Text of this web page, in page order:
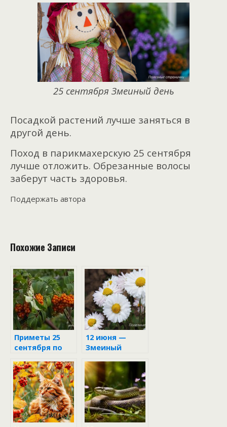
25 сентября Змеиный день
Посадкой растений лучше заняться в
другой день.
Поход в парикмахерскую 25 сентября
лучше отложить. Обрезанные волосы
заберут часть здоровья.
Поддержать автора
Похожие Записи
Приметы 25
сентября по
календарю
12 июня —
Змеиный